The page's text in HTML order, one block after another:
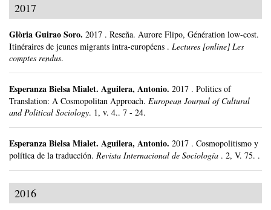
2017
Glòria Guirao Soro. 2017 . Reseña. Aurore Flipo, Génération low-cost.
Itinéraires de jeunes migrants intra-européens . Lectures [online] Les
comptes rendus.
Esperanza Bielsa Mialet. Aguilera, Antonio. 2017 . Politics of
Translation: A Cosmopolitan Approach. European Journal of Cultural
and Political Sociology. 1, v. 4.. 7 - 24.
Esperanza Bielsa Mialet. Aguilera, Antonio. 2017 . Cosmopolitismo y
política de la traducción. Revista Internacional de Sociología . 2, V. 75. .
2016